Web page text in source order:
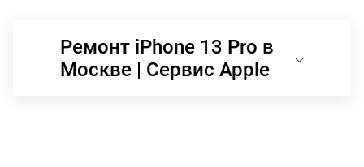
Ремонт iPhone 13 Pro в
Москве | Сервис Apple